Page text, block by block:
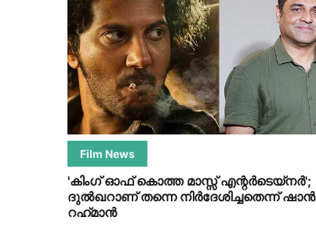
Film News
'കിംഗ് ഓഫ് കൊത്ത മാസ്സ് എന്റര്‍ടെയ്‌നര്‍';
ദുല്‍ഖറാണ് തന്നെ നിര്‍ദേശിച്ചതെന്ന് ഷാന്‍
റഹ്‌മാന്‍